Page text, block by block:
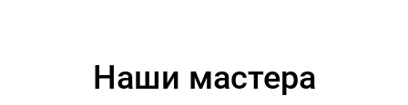
Наши мастера